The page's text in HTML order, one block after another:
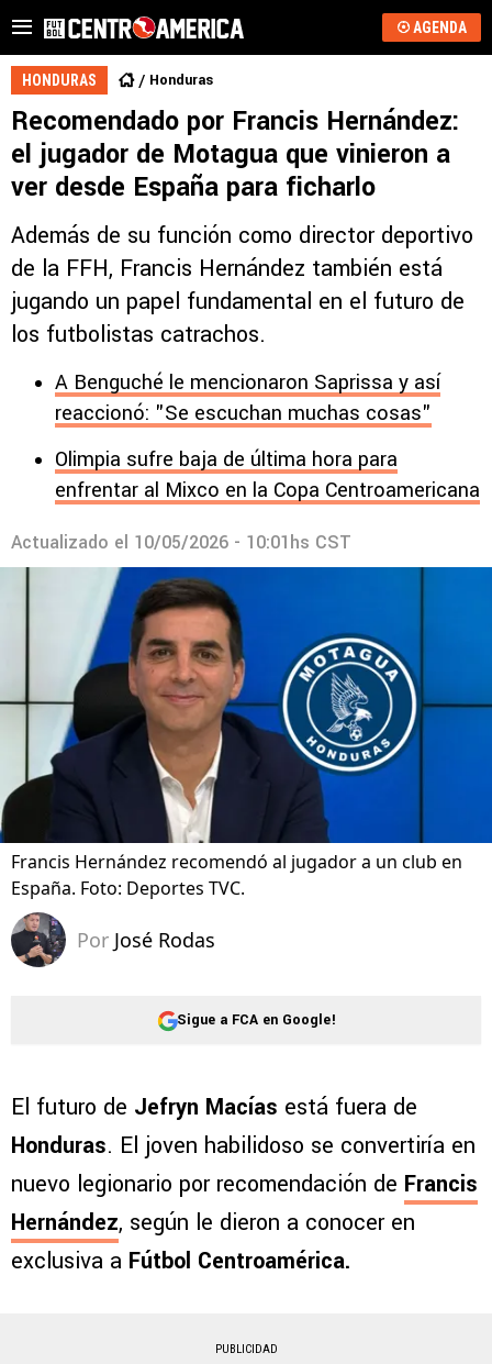
AGENDA
HONDURAS Honduras
Recomendado por Francis Hernández:
el jugador de Motagua que vinieron a
ver desde España para ficharlo
Además de su función como director deportivo
de la FFH, Francis Hernández también está
jugando un papel fundamental en el futuro de
los futbolistas catrachos.
A Benguché le mencionaron Saprissa y así
reaccionó: "Se escuchan muchas cosas"
Olimpia sufre baja de última hora para
enfrentar al Mixco en la Copa Centroamericana
Actualizado el 10/05/2026 - 10:01hs CST
Francis Hernández recomendó al jugador a un club en
España. Foto: Deportes TVC.
Por José Rodas
Sigue a FCA en Google!
El futuro de Jefryn Macías está fuera de
Honduras. El joven habilidoso se convertiría en
nuevo legionario por recomendación de Francis
Hernández, según le dieron a conocer en
exclusiva a Fútbol Centroamérica.
PUBLICIDAD